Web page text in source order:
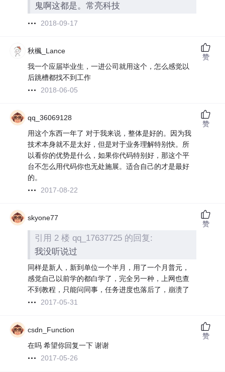
鬼啊这都是。常亮科技
2018-09-17
秋楓_Lance
我一个应届毕业生，一进公司就用这个，怎么感觉以
后跳槽都找不到工作
2018-06-05
赞
qq_36069128
用这个东西一年了 对于我来说，整体是好的。因为我
技术本身就不是太好，但是对于业务理解特别快。所
以看你的优势是什么，如果你代码特别好，那这个平
台不怎么用代码你也无处施展。适合自己的才是最好
的。
2017-08-22
赞
skyone77
引用 2 楼 qq_17637725 的回复:
我没听说过
同样是新人，新到单位一个半月，用了一个月普元，
感觉自己以前学的都白学了，完全另一种，上网也查
不到教程，只能问同事，任务进度也落后了，崩溃了
2017-05-31
赞
csdn_Function
在吗 希望你回复一下 谢谢
2017-05-26
赞